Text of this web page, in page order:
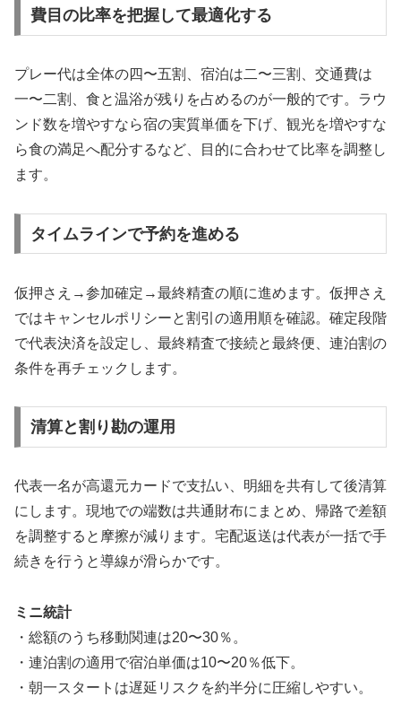
費目の比率を把握して最適化する
プレー代は全体の四〜五割、宿泊は二〜三割、交通費は
一〜二割、食と温浴が残りを占めるのが一般的です。ラウ
ンド数を増やすなら宿の実質単価を下げ、観光を増やすな
ら食の満足へ配分するなど、目的に合わせて比率を調整し
ます。
タイムラインで予約を進める
仮押さえ→参加確定→最終精査の順に進めます。仮押さえ
ではキャンセルポリシーと割引の適用順を確認。確定段階
で代表決済を設定し、最終精査で接続と最終便、連泊割の
条件を再チェックします。
清算と割り勘の運用
代表一名が高還元カードで支払い、明細を共有して後清算
にします。現地での端数は共通財布にまとめ、帰路で差額
を調整すると摩擦が減ります。宅配返送は代表が一括で手
続きを行うと導線が滑らかです。
ミニ統計
・総額のうち移動関連は20〜30％。
・連泊割の適用で宿泊単価は10〜20％低下。
・朝一スタートは遅延リスクを約半分に圧縮しやすい。